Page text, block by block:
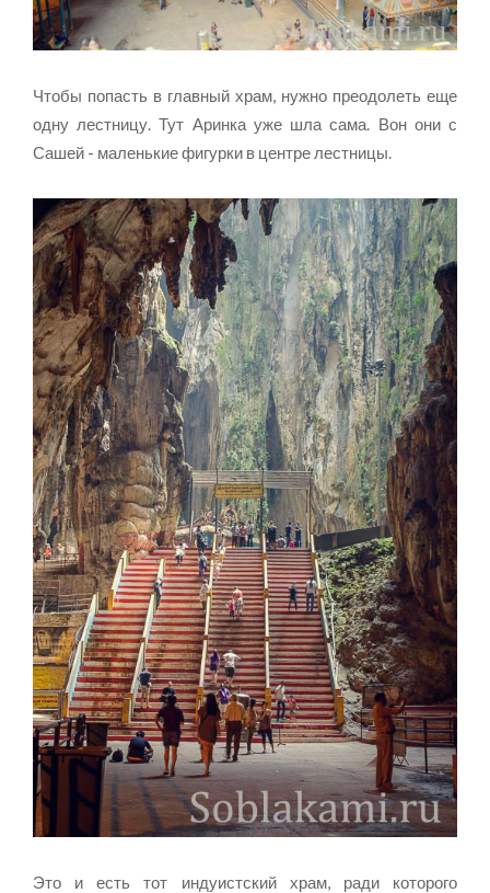
Чтобы попасть в главный храм, нужно преодолеть еще
одну лестницу. Тут Аринка уже шла сама. Вон они с
Сашей - маленькие фигурки в центре лестницы.
Это и есть тот индуистский храм, ради которого